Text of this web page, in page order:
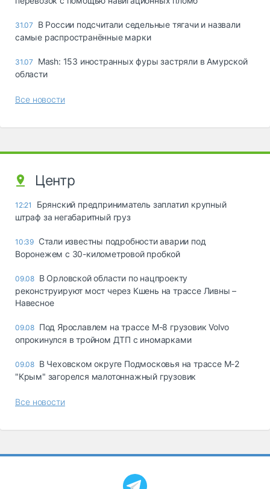
31.07
В России подсчитали седельные тягачи и назвали
самые распространённые марки
31.07
Mash: 153 иностранных фуры застряли в Амурской
области
Все новости
Центр
12:21
Брянский предприниматель заплатил крупный
штраф за негабаритный груз
10:39 Стали известны подробности аварии под
Воронежем с 30-километровой пробкой
09.08 В Орловской области по нацпроекту
реконструируют мост через Кшень на трассе Ливны –
Навесное
09.08 Под Ярославлем на трассе М-8 грузовик Volvo
опрокинулся в тройном ДТП с иномарками
09.08 В Чеховском округе Подмосковья на трассе М-2
"Крым" загорелся малотоннажный грузовик
Все новости